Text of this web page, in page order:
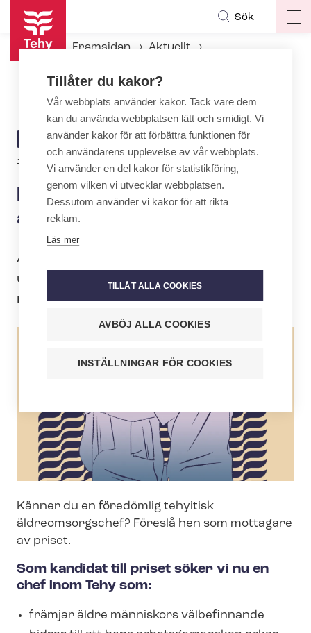
Hoppa
huvudinnehåll
Sök
Framsidan
Aktuellt
ARTICLE
CATEGORY
AKTUELLT
12.6.2026 | 12:34 Author
Nominera årets tehyitiska
äldreomsorgschef 2026
Årets tehyitiska äldreomsorgschef
utses 2026 för elfte gången i samarbete
med stiftelsen La Carita.
Känner du en föredömlig tehyitisk
äldreomsorgschef? Föreslå hen som mottagare
av priset.
Som kandidat till priset söker vi nu en
chef inom Tehy som:
främjar äldre människors välbefinnande
Tillåter du kakor?
Vår webbplats använder kakor. Tack vare dem
kan du använda webbplatsen lätt och smidigt. Vi
använder kakor för att förbättra funktionen för
och användarens upplevelse av vår webbplats.
Vi använder en del kakor för statistikföring,
genom vilken vi utvecklar webbplatsen.
Dessutom använder vi kakor för att rikta
reklam.
Läs mer
TILLÅT ALLA COOKIES
AVBÖJ ALLA COOKIES
INSTÄLLNINGAR FÖR COOKIES